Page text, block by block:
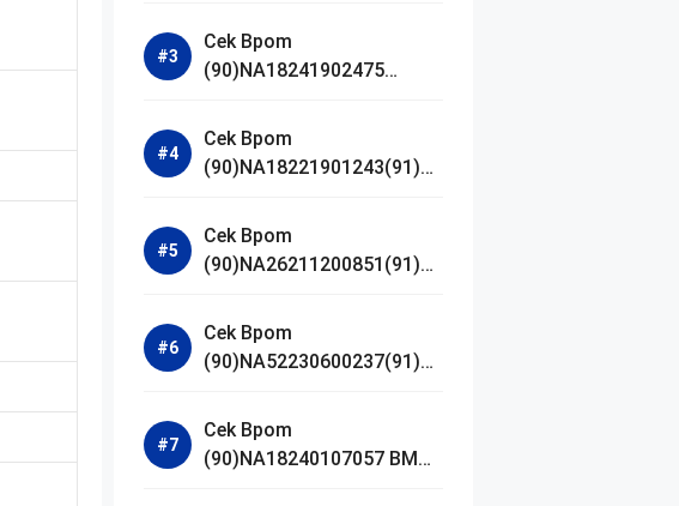
Acne Calm Micellar Water
Cek Bpom
(90)NA18241902475
Cek Bpom
(90)NA18221901243(91)25
Serum
Cek Bpom
(90)NA26211200851(91)24
Madagascar Centella
Ampoule Foam
Cek Bpom
(90)NA52230600237(91)09
De Parfum
Cek Bpom
(90)NA18240107057 BMG